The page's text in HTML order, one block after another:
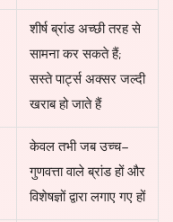
शीर्ष ब्रांड अच्छी तरह से
सामना कर सकते हैं;
सस्ते पार्ट्स अक्सर जल्दी
खराब हो जाते हैं
केवल तभी जब उच्च-
गुणवत्ता वाले ब्रांड हों और
विशेषज्ञों द्वारा लगाए गए हों